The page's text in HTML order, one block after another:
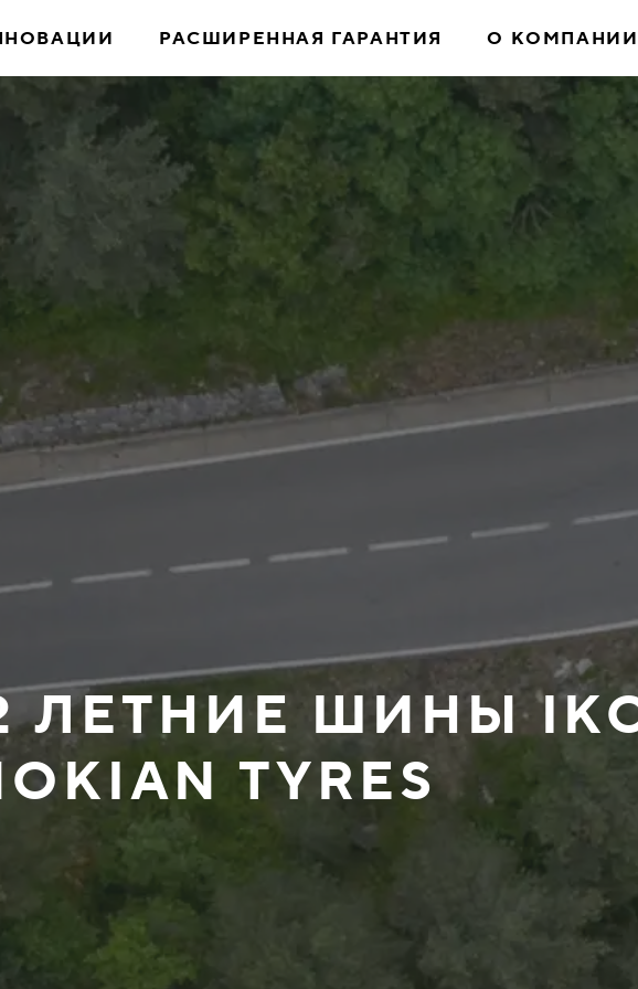
РАСШИРЕННАЯ ГАРАНТИЯ О КОМПАНИИ
ЛЕТНИЕ ШИНЫ
TYRES